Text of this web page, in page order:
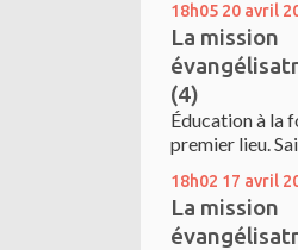
18h05 20 avril
La mission
(4)
Éducation à la
premier lieu.
18h02 17 avril
La mission